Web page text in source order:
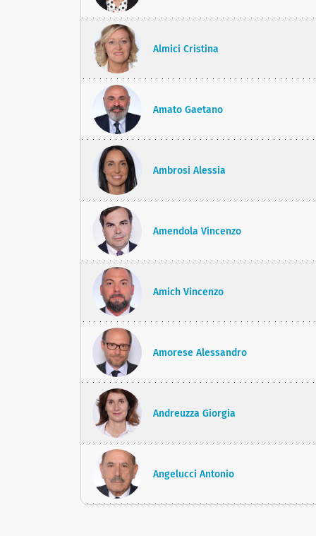
Almici Cristina
Amato Gaetano
Ambrosi Alessia
Amendola Vincenzo
Amich Vincenzo
Amorese Alessandro
Andreuzza Giorgia
Angelucci Antonio